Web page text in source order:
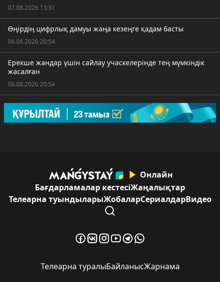
07.08.2026 13:31
Өңірдің цифрлық дамуы жаңа кезеңге қадам басты
06.08.2026 20:54
Ерекше жандар үшін сайлау учаскелерінде тең мүмкіндік
жасалған
06.08.2026 20:54
Онлайн
Бағдарламалар кестесіЖаңалықтар
Телеарна туындыларыЖобаларСериалдарВидео
Телеарна туралыБайланысЖарнама